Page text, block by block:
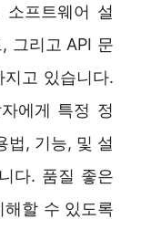
프트웨어 설
그리고 API 문
고 있습니다.
에게 특정 정
법, 기능, 및 설
다. 품질 좋은
할 수 있도록